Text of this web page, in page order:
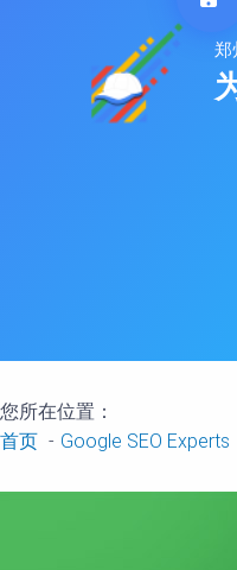
您所在位置：
首页
Google SEO Experts